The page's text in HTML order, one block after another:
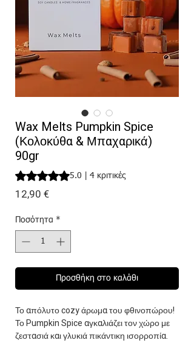
Wax Melts Pumpkin Spice
(Κολοκύθα & Μπαχαρικά)
90gr
Rating is 5.0 out of five stars based on 4
5.0 | 4 κριτικές
12,90 €Τιμή
Ποσότητα *
Προσθήκη στο καλάθι
Το απόλυτο cozy άρωμα του φθινοπώρου!
Το Pumpkin Spice αγκαλιάζει τον χώρο με
ζεστασιά και γλυκιά πικάντικη ισορροπία.